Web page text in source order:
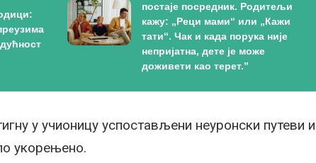
постаје посредник. Родитељи
кажу: „Реци мами“ или „Кажи
тати“. Чак и када порука није
непријатна, дете је може
доживети као терет.”
у учионицу успостављени неуронски путеви и
укорењено.